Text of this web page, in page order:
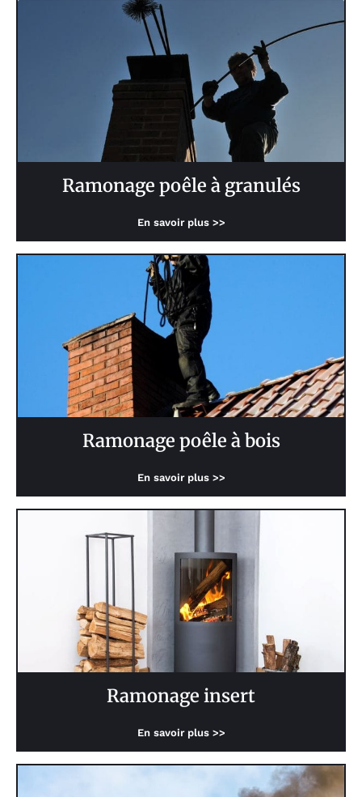
Ramonage poêle à granulés
En savoir plus >>
Ramonage poêle à bois
En savoir plus >>
Ramonage insert
En savoir plus >>